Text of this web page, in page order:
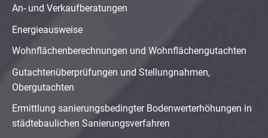
An- und Verkaufberatungen
Energieausweise
Wohnflächenberechnungen und Wohnflächengutachten
Gutachtenüberprüfungen und Stellungnahmen,
Obergutachten
Ermittlung sanierungsbedingter Bodenwerterhöhungen in
städtebaulichen Sanierungsverfahren